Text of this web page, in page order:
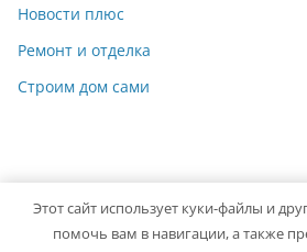
Новости плюс
Ремонт и отделка
Строим дом сами
Copyright © 2026 Мастер на Все Руки
Этот сайт использует куки-файлы и
помочь вам в навигации, а также